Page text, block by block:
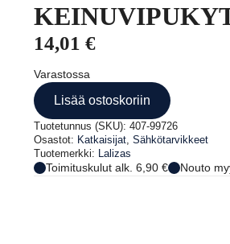
14,01 €
Varastossa
Lisää ostoskoriin
Tuotetunnus (SKU): 407-99726
Osastot: Katkaisijat, Sähkötarvikkeet
Tuotemerkki: Lalizas
Toimituskulut alk. 6,90 € Nouto